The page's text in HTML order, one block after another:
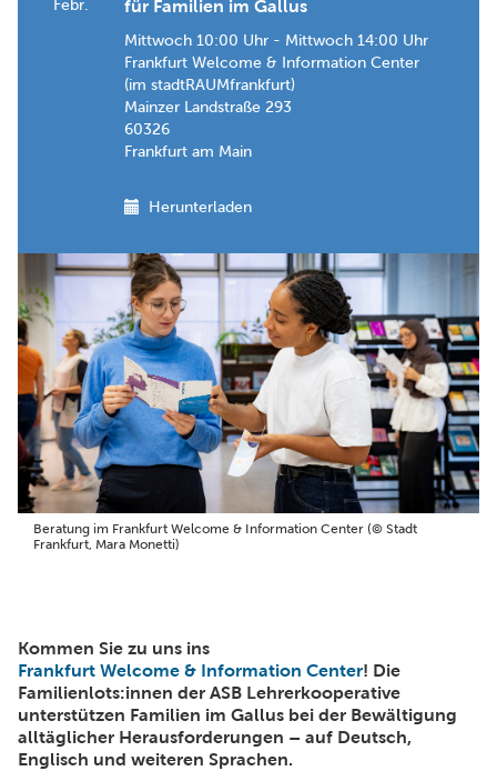
Febr.
für Familien im Gallus
Mittwoch 10:00 Uhr - Mittwoch 14:00 Uhr
Frankfurt Welcome & Information Center
(im stadtRAUMfrankfurt)
Mainzer Landstraße 293
60326
Frankfurt am Main
Herunterladen
Beratung im Frankfurt Welcome & Information Center (© Stadt
Frankfurt, Mara Monetti)
Kommen Sie zu uns ins
Frankfurt Welcome & Information Center! Die
Familienlots:innen der ASB Lehrerkooperative
unterstützen Familien im Gallus bei der Bewältigung
alltäglicher Herausforderungen – auf Deutsch,
Englisch und weiteren Sprachen.